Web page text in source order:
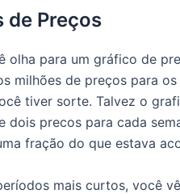
de Preços
olha para um gráfico de
milhões de preços para
tiver sorte. Talvez o
dois precos para cada
fração do que estava
mais curtos, você